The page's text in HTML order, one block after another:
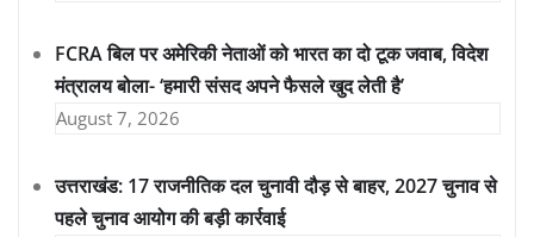
FCRA बिल पर अमेरिकी नेताओं को भारत का दो टूक जवाब, विदेश
मंत्रालय बोला- ‘हमारी संसद अपने फैसले खुद लेती है’
August 7, 2026
उत्तराखंड: 17 राजनीतिक दल चुनावी दौड़ से बाहर, 2027 चुनाव से
पहले चुनाव आयोग की बड़ी कार्रवाई